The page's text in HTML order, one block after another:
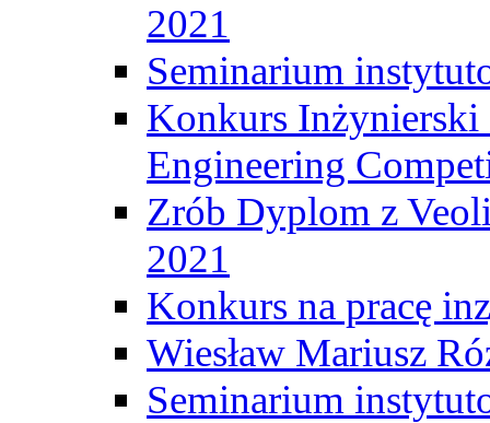
2021
Seminarium
Konkurs
Engineering
Zrób Dyplom z
2021
Konkurs na pracę
Wiesław Mariusz
Seminarium